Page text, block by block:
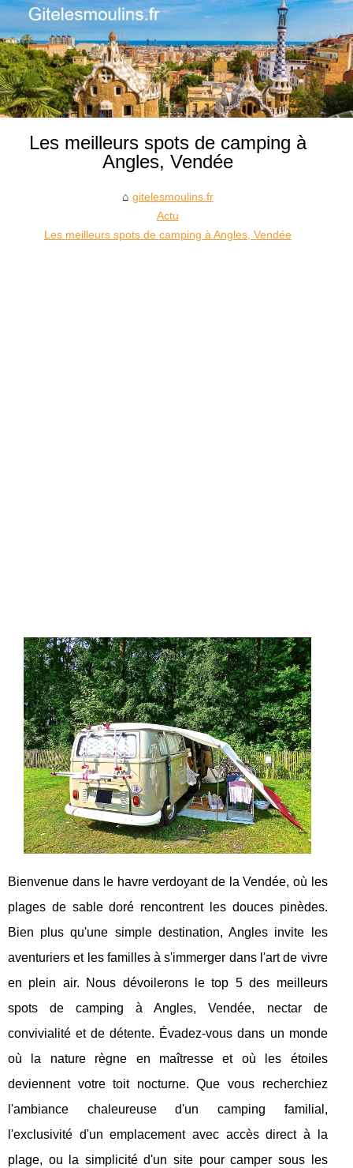
Les meilleurs spots de camping à
Angles, Vendée
gitelesmoulins.fr
Actu
Les meilleurs spots de camping à Angles, Vendée
Bienvenue dans le havre verdoyant de la Vendée, où les
plages de sable doré rencontrent les douces pinèdes.
Bien plus qu'une simple destination, Angles invite les
aventuriers et les familles à s'immerger dans l'art de vivre
en plein air. Nous dévoilerons le top 5 des meilleurs
spots de camping à Angles, Vendée, nectar de
convivialité et de détente. Évadez-vous dans un monde
où la nature règne en maîtresse et où les étoiles
deviennent votre toit nocturne. Que vous recherchiez
l'ambiance chaleureuse d'un camping familial,
l'exclusivité d'un emplacement avec accès direct à la
plage, ou la simplicité d'un site pour camper sous les